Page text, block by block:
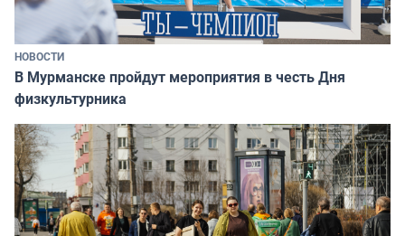
НОВОСТИ
В Мурманске пройдут мероприятия в честь Дня
физкультурника